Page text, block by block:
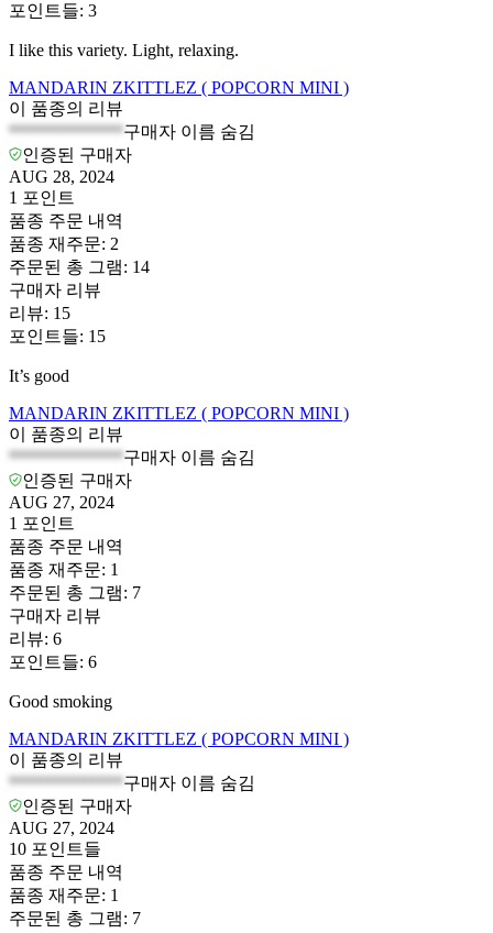
포인트들: 3
I like this variety. Light, relaxing.
MANDARIN ZKITTLEZ ( POPCORN MINI )
이 품종의 리뷰
*************구매자 이름 숨김
인증된 구매자
AUG 28, 2024
1 포인트
품종 주문 내역
품종 재주문: 2
주문된 총 그램: 14
구매자 리뷰
리뷰: 15
포인트들: 15
It’s good
MANDARIN ZKITTLEZ ( POPCORN MINI )
이 품종의 리뷰
*************구매자 이름 숨김
인증된 구매자
AUG 27, 2024
1 포인트
품종 주문 내역
품종 재주문: 1
주문된 총 그램: 7
구매자 리뷰
리뷰: 6
포인트들: 6
Good smoking
MANDARIN ZKITTLEZ ( POPCORN MINI )
이 품종의 리뷰
*************구매자 이름 숨김
인증된 구매자
AUG 27, 2024
10 포인트들
품종 주문 내역
품종 재주문: 1
주문된 총 그램: 7